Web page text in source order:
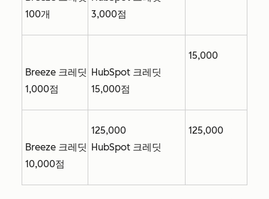
100개
3,000점
Breeze 크레딧
1,000점
HubSpot 크레딧
15,000점
15,000
Breeze 크레딧
10,000점
125,000
HubSpot 크레딧
125,000